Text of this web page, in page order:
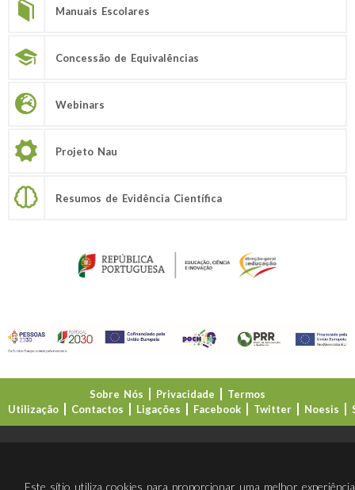
Manuais Escolares
Concessão de Equivalências
Webinars
Projeto Nau
Resumos de Evidência Científica
Sobre Nós Privacidade
Termos
Utilização
Contactos Ligações Facebook Twitter Noesis
Este sítio utiliza cookies para proporcionar uma melhor